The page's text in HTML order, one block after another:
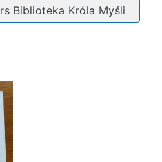
Biblioteka Króla Myśli